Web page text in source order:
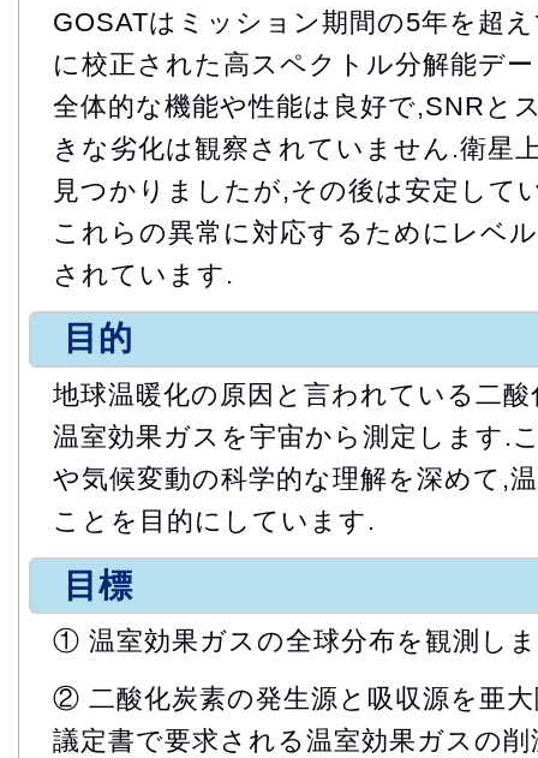
GOSATはミッション期間の5年を超
に校正された高スペクトル分解能デ
全体的な機能や性能は良好で,SNRと
きな劣化は観察されていません.衛星
見つかりましたが,その後は安定して
これらの異常に対応するためにレベ
されています.
目的
地球温暖化の原因と言われている二
温室効果ガスを宇宙から測定します.
や気候変動の科学的な理解を深めて,
ことを目的にしています.
目標
① 温室効果ガスの全球分布を観測し
② 二酸化炭素の発生源と吸収源を亜
議定書で要求される温室効果ガスの